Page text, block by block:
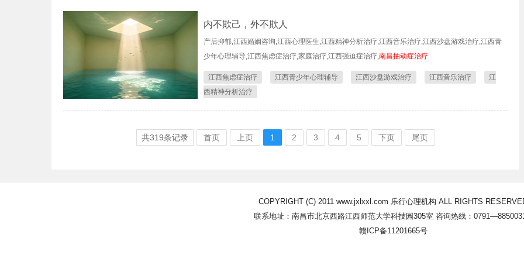
内不欺己，外不欺人
产后抑郁,江西婚姻咨询,江西心理医生,江西精神分析治疗,江西音乐治疗,江西沙盘游戏治疗,江西青
少年心理辅导,江西焦虑症治疗,家庭治疗,江西强迫症治疗,南昌抽动症治疗
江西焦虑症治疗 江西青少年心理辅导 江西沙盘游戏治疗 江西音乐治疗
江
西精神分析治疗
共319条记录 首页 上页 1 2 3 4 5 下页 尾页
COPYRIGHT (C) 2011 www.jxlxxl.com 乐行心理机构 ALL RIGHTS
联系地址：南昌市北京西路江西师范大学科技园305室 咨询热线：
赣ICP备11201665号